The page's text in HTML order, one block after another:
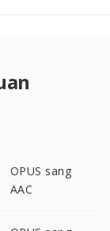
OPUS sang
AAC